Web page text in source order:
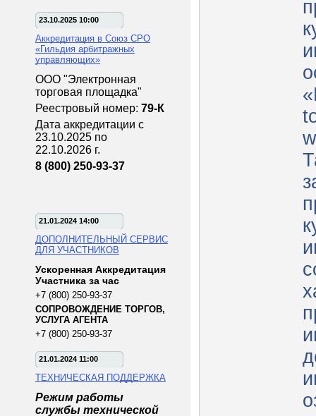
23.10.2025 10:00
Аккредитация в Союз СРО
«Гильдия арбитражных
управляющих»
ООО "Электронная
торговая площадка"
Реестровый номер: 79-К
Дата аккредитации с
23.10.2025 по
22.10.2026 г.
8 (800) 250-93-37
21.01.2024 14:00
ДОПОЛНИТЕЛЬНЫЙ СЕРВИС
ДЛЯ УЧАСТНИКОВ
Ускоренная Аккредитация
Участника за час
+7 (800) 250-93-37
СОПРОВОЖДЕНИЕ ТОРГОВ,
УСЛУГА АГЕНТА
+7 (800) 250-93-37
21.01.2024 11:00
ТЕХНИЧЕСКАЯ ПОДДЕРЖКА
Режим работы
службы технической